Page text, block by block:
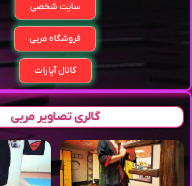
سایت شخصی
فروشگاه مربی
کانال آپارات
گالری تصاویر مربی